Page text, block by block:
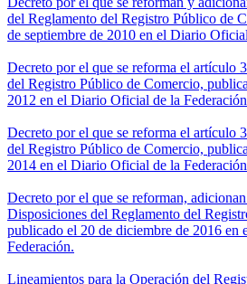
del Reglamento del Registro Público de
de septiembre de 2010 en el Diario
Decreto por el que se reforma el artículo
del Registro Público de Comercio,
2012 en el Diario Oficial de la
Decreto por el que se reforma el artículo
del Registro Público de Comercio,
2014 en el Diario Oficial de la
Decreto por el que se reforman,
Disposiciones del Reglamento del
publicado el 20 de diciembre de 2016 en
Federación.
Lineamientos para la Operación del